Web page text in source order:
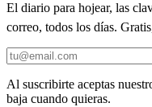
El diario para hojear, las
correo, todos los días.
Al suscribirte aceptas
baja cuando quieras.